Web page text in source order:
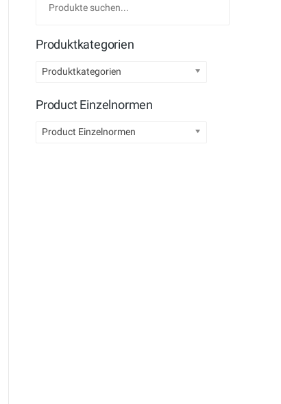
Produktkategorien
Produktkategorien
Product Einzelnormen
Product Einzelnormen